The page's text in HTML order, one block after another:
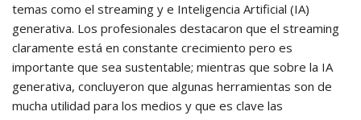
temas como el streaming y e Inteligencia Artificial (IA)
generativa. Los profesionales destacaron que el streaming
claramente está en constante crecimiento pero es
importante que sea sustentable; mientras que sobre la IA
generativa, concluyeron que algunas herramientas son de
mucha utilidad para los medios y que es clave las